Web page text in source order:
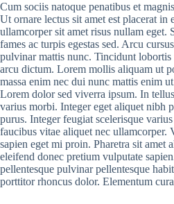
Cum sociis natoque penatibus et
Ut ornare lectus sit amet est placerat in
ullamcorper sit amet risus nullam eget.
fames ac turpis egestas sed. Arcu
pulvinar mattis nunc. Tincidunt lobortis
arcu dictum. Lorem mollis aliquam ut
massa enim nec dui nunc mattis enim
Lorem dolor sed viverra ipsum. In
varius morbi. Integer eget aliquet nibh
purus. Integer feugiat scelerisque
faucibus vitae aliquet nec ullamcorper.
sapien eget mi proin. Pharetra sit amet
eleifend donec pretium vulputate
pellentesque pulvinar pellentesque
porttitor rhoncus dolor. Elementum